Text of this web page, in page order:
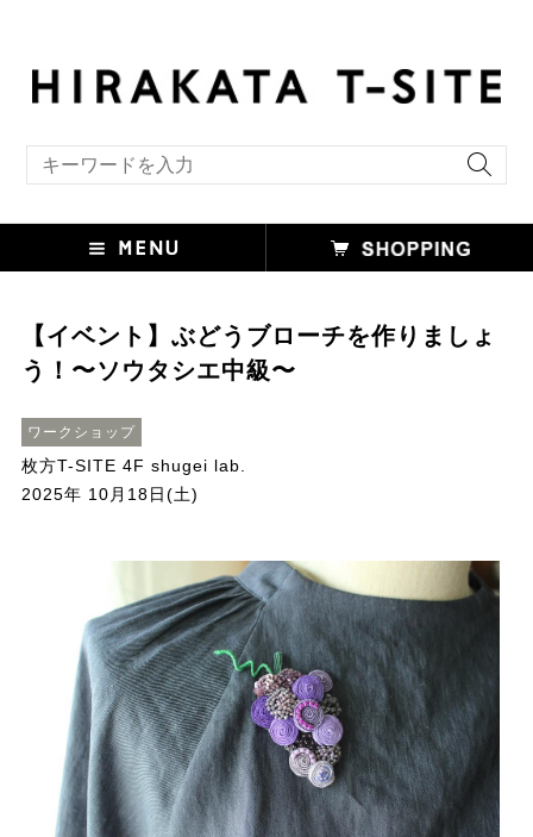
【イベント】ぶどうブローチを作りましょ
う！〜ソウタシエ中級〜
ワークショップ
枚方T-SITE 4F shugei lab.
2025年 10月18日(土)